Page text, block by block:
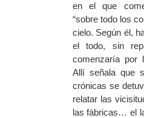
en el que
“sobre todo los
cielo. Según él,
el todo, sin
comenzaría por
Allí señala que
crónicas se
relatar las
las fábricas… el